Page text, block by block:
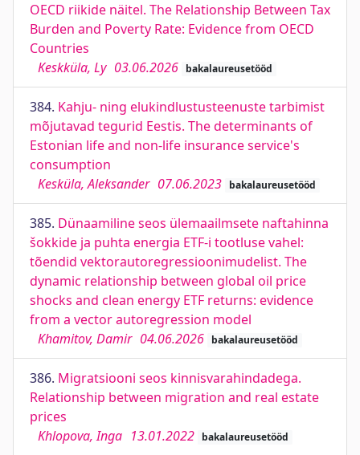
OECD riikide näitel. The Relationship Between Tax
Burden and Poverty Rate: Evidence from OECD
Countries
Keskküla, Ly 03.06.2026 bakalaureusetööd
384. Kahju- ning elukindlustusteenuste tarbimist
mõjutavad tegurid Eestis. The determinants of
Estonian life and non-life insurance service's
consumption
Kesküla, Aleksander 07.06.2023 bakalaureusetööd
385. Dünaamiline seos ülemaailmsete naftahinna
šokkide ja puhta energia ETF-i tootluse vahel:
tõendid vektorautoregressioonimudelist. The
dynamic relationship between global oil price
shocks and clean energy ETF returns: evidence
from a vector autoregression model
Khamitov, Damir 04.06.2026 bakalaureusetööd
386. Migratsiooni seos kinnisvarahindadega.
Relationship between migration and real estate
prices
Khlopova, Inga 13.01.2022 bakalaureusetööd